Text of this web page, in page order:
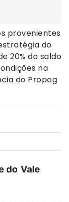
provenientes
do
20% do saldo
na
do Propag
do Vale